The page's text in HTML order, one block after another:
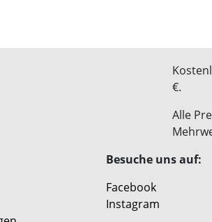
€.
Alle
Besuche uns auf:
Facebook
Instagram